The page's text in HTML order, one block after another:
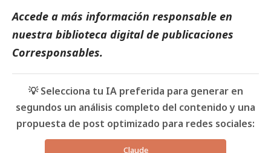
Accede a más información responsable en
nuestra biblioteca digital de publicaciones
Corresponsables.
💡 Selecciona tu IA preferida para generar en
segundos un análisis completo del contenido y una
propuesta de post optimizado para redes sociales:
Claude